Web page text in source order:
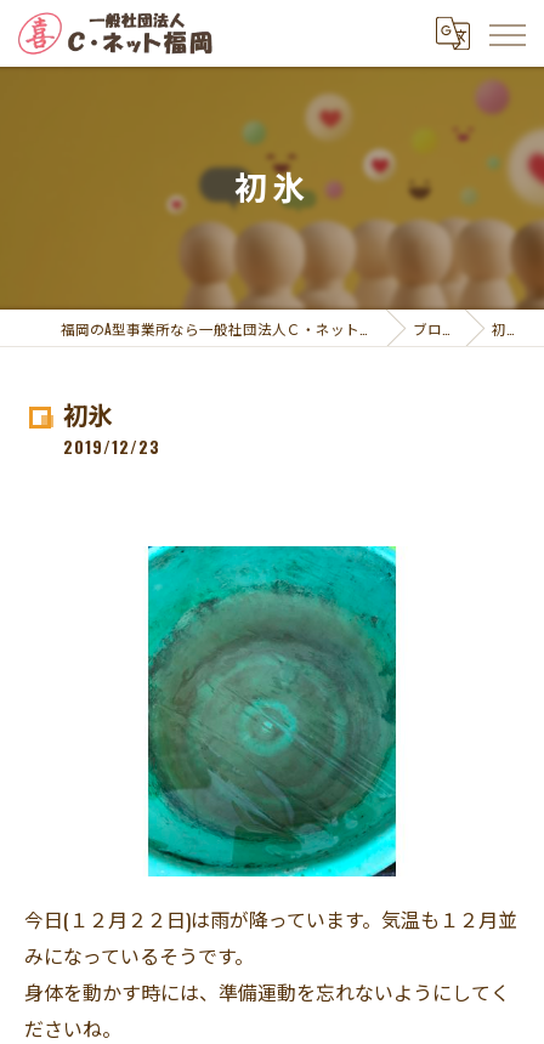
初氷
ブログ 初氷
初氷
2019/12/23
今日(１２月２２日)は雨が降っています。気温も１２月並
みになっているそうです。
身体を動かす時には、準備運動を忘れないようにしてく
ださいね。